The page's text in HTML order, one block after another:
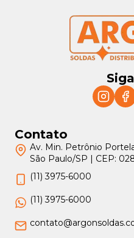
Contato
Av. Min. Petrônio
São Paulo/SP | CEP:
(11) 3975-6000
(11) 3975-6000